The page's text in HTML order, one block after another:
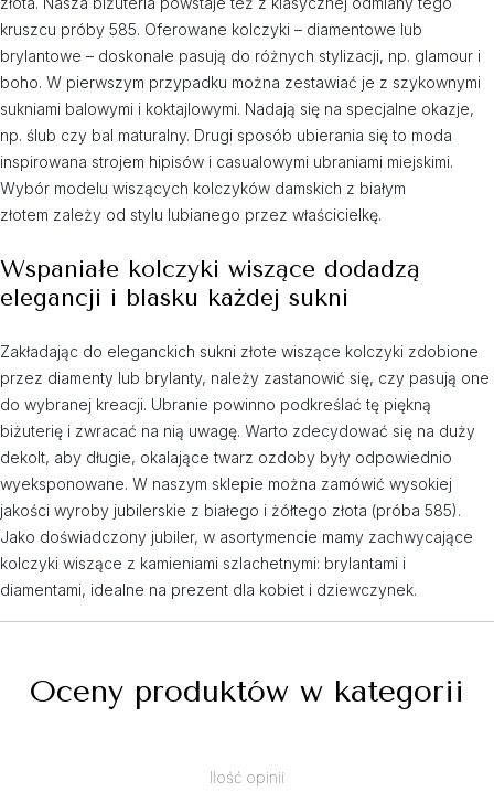
kruszcu próby 585. Oferowane kolczyki – diamentowe lub
brylantowe – doskonale pasują do różnych stylizacji, np. glamour i
boho. W pierwszym przypadku można zestawiać je z szykownymi
sukniami balowymi i koktajlowymi. Nadają się na specjalne okazje,
np. ślub czy bal maturalny. Drugi sposób ubierania się to moda
inspirowana strojem hipisów i casualowymi ubraniami miejskimi.
Wybór modelu wiszących kolczyków damskich z białym
złotem zależy od stylu lubianego przez właścicielkę.
Wspaniałe kolczyki wiszące dodadzą
elegancji i blasku każdej sukni
Zakładając do eleganckich sukni złote wiszące kolczyki zdobione
przez diamenty lub brylanty, należy zastanowić się, czy pasują one
do wybranej kreacji. Ubranie powinno podkreślać tę piękną
biżuterię i zwracać na nią uwagę. Warto zdecydować się na duży
dekolt, aby długie, okalające twarz ozdoby były odpowiednio
wyeksponowane. W naszym sklepie można zamówić wysokiej
jakości wyroby jubilerskie z białego i żółtego złota (próba 585).
Jako doświadczony jubiler, w asortymencie mamy zachwycające
kolczyki wiszące z kamieniami szlachetnymi: brylantami i
diamentami, idealne na prezent dla kobiet i dziewczynek.
Oceny produktów w kategorii
Ilość opinii